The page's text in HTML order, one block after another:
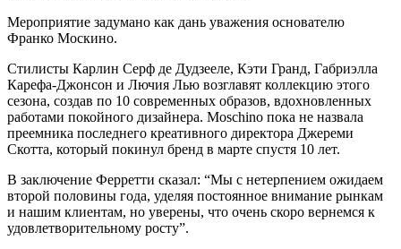
Мероприятие задумано как дань уважения основателю
Франко Москино.
Стилисты Карлин Серф де Дудзееле, Кэти Гранд, Габриэлла
Карефа-Джонсон и Лючия Лью возглавят коллекцию этого
сезона, создав по 10 современных образов, вдохновленных
работами покойного дизайнера. Moschino пока не назвала
преемника последнего креативного директора Джереми
Скотта, который покинул бренд в марте спустя 10 лет.
В заключение Ферретти сказал: “Мы с нетерпением ожидаем
второй половины года, уделяя постоянное внимание рынкам
и нашим клиентам, но уверены, что очень скоро вернемся к
удовлетворительному росту”.